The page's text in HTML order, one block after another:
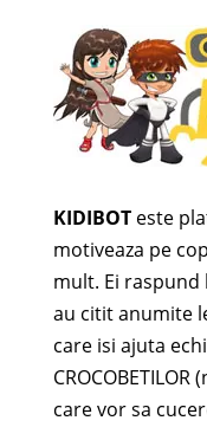
KIDIBOTeste
motiveaza pe
mult. Ei raspund
au citit anumite
care isi ajuta
care vor sa